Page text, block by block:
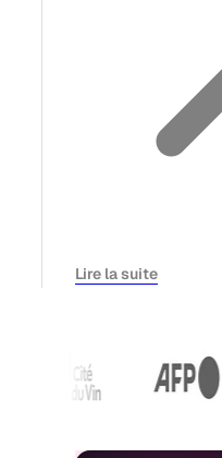
Lire la suite